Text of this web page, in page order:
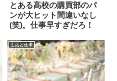
とある高校の購買部のパ
ンが大ヒット間違いなし
(笑)。仕事早すぎだろ！
生活と仕事